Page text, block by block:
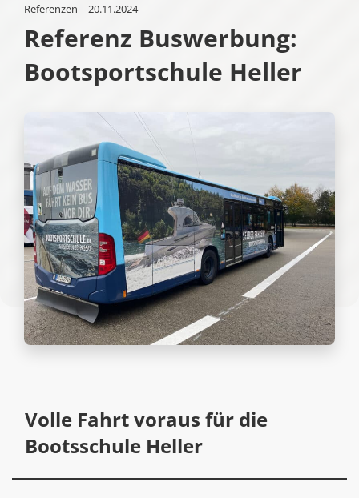
Referenzen | 20.11.2024
Referenz Buswerbung:
Bootsportschule Heller
Volle Fahrt voraus für die
Bootsschule Heller